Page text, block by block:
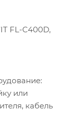
FL-C400D,
или
кабель